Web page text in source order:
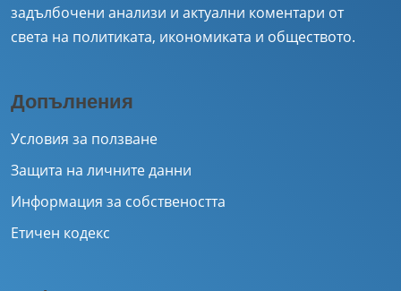
задълбочени анализи и актуални коментари от
света на политиката, икономиката и обществото.
Допълнения
Условия за ползване
Защита на личните данни
Информация за собствеността
Етичен кодекс